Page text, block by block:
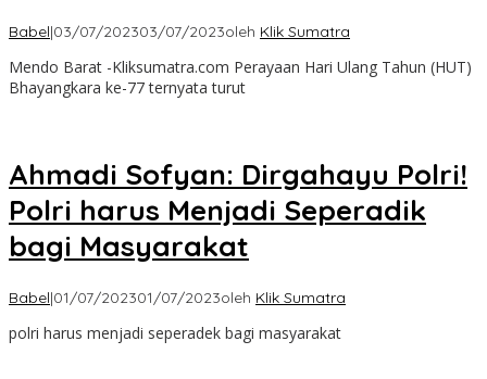
Babel|03/07/202303/07/2023oleh Klik Sumatra
Mendo Barat -Kliksumatra.com Perayaan Hari Ulang Tahun (HUT)
Bhayangkara ke-77 ternyata turut
Ahmadi Sofyan: Dirgahayu Polri!
Polri harus Menjadi Seperadik
bagi Masyarakat
Babel|01/07/202301/07/2023oleh Klik Sumatra
polri harus menjadi seperadek bagi masyarakat